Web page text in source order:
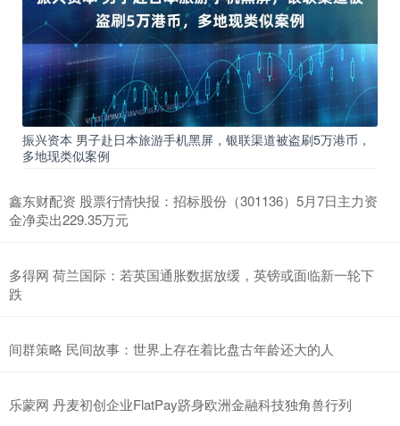
振兴资本 男子赴日本旅游手机黑屏，银联渠道被盗刷5万港币，
多地现类似案例
鑫东财配资 股票行情快报：招标股份（301136）5月7日主力资
金净卖出229.35万元
多得网 荷兰国际：若英国通胀数据放缓，英镑或面临新一轮下
跌
间群策略 民间故事：世界上存在着比盘古年龄还大的人
乐蒙网 丹麦初创企业FlatPay跻身欧洲金融科技独角兽行列